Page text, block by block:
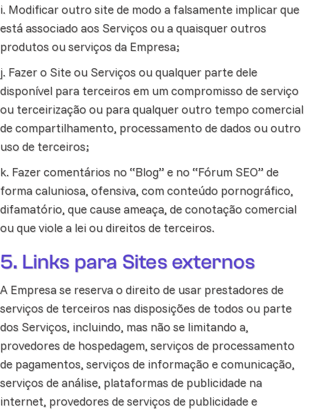
i. Modificar outro site de modo a falsamente implicar que
está associado aos Serviços ou a quaisquer outros
produtos ou serviços da Empresa;
j. Fazer o Site ou Serviços ou qualquer parte dele
disponível para terceiros em um compromisso de serviço
ou terceirização ou para qualquer outro tempo comercial
de compartilhamento, processamento de dados ou outro
uso de terceiros;
k. Fazer comentários no “Blog” e no “Fórum SEO” de
forma caluniosa, ofensiva, com conteúdo pornográfico,
difamatório, que cause ameaça, de conotação comercial
ou que viole a lei ou direitos de terceiros.
5. Links para Sites externos
A Empresa se reserva o direito de usar prestadores de
serviços de terceiros nas disposições de todos ou parte
dos Serviços, incluindo, mas não se limitando a,
provedores de hospedagem, serviços de processamento
de pagamentos, serviços de informação e comunicação,
serviços de análise, plataformas de publicidade na
internet, provedores de serviços de publicidade e